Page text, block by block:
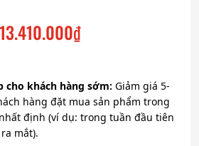
13.410.000₫
cho khách hàng sớm: Giảm giá 5-
hàng đặt mua sản phẩm trong
định (ví dụ: trong tuần đầu tiên
mắt).